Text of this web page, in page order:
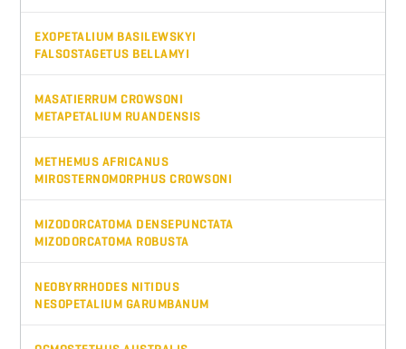
EXOPETALIUM BASILEWSKYI
FALSOSTAGETUS BELLAMYI
MASATIERRUM CROWSONI
METAPETALIUM RUANDENSIS
METHEMUS AFRICANUS
MIROSTERNOMORPHUS CROWSONI
MIZODORCATOMA DENSEPUNCTATA
MIZODORCATOMA ROBUSTA
NEOBYRRHODES NITIDUS
NESOPETALIUM GARUMBANUM